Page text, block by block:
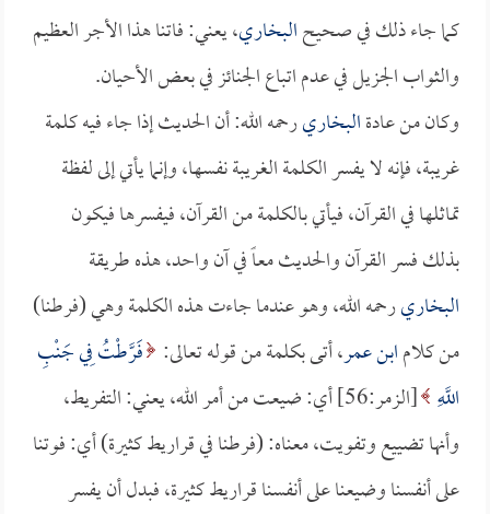
كما جاء ذلك في صحيحالبخاري، يعني: فاتنا هذا الأجر العظيم
والثواب الجزيل في عدم اتباع الجنائز في بعض الأحيان.
وكان من عادةالبخاريرحمه الله: أن الحديث إذا جاء فيه كلمة
غريبة، فإنه لا يفسر الكلمة الغريبة نفسها، وإنما يأتي إلى لفظة
تماثلها في القرآن، فيأتي بالكلمة من القرآن، فيفسرها فيكون
بذلك فسر القرآن والحديث معاً في آن واحد، هذه طريقة
البخاريرحمه الله، وهو عندما جاءت هذه الكلمة وهي (فرطنا)
من كلامابن عمر، أتى بكلمة من قوله تعالى: فَرَّطْتُ فِي جَنْبِ
اللَّهِ
[الزمر:56] أي: ضيعت من أمر الله، يعني: التفريط،
وأنها تضييع وتفويت، معناه: (فرطنا في قراريط كثيرة) أي: فوتنا
على أنفسنا وضيعنا على أنفسنا قراريط كثيرة، فبدل أن يفسر